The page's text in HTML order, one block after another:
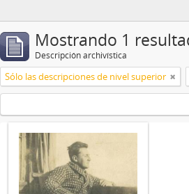
Mostrando 1
Descripción archivística
Sólo las descripciones de nivel superior